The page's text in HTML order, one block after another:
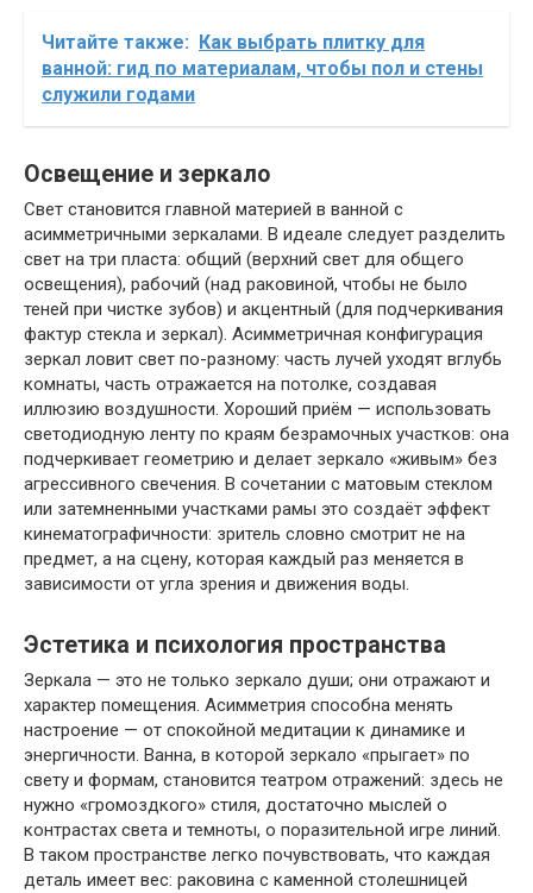
Читайте также:
Как выбрать плитку для
ванной: гид по материалам, чтобы пол и стены
служили годами
Освещение и зеркало
Свет становится главной материей в ванной с
асимметричными зеркалами. В идеале следует разделить
свет на три пласта: общий (верхний свет для общего
освещения), рабочий (над раковиной, чтобы не было
теней при чистке зубов) и акцентный (для подчеркивания
фактур стекла и зеркал). Асимметричная конфигурация
зеркал ловит свет по-разному: часть лучей уходят вглубь
комнаты, часть отражается на потолке, создавая
иллюзию воздушности. Хороший приём — использовать
светодиодную ленту по краям безрамочных участков: она
подчеркивает геометрию и делает зеркало «живым» без
агрессивного свечения. В сочетании с матовым стеклом
или затемненными участками рамы это создаёт эффект
кинематографичности: зритель словно смотрит не на
предмет, а на сцену, которая каждый раз меняется в
зависимости от угла зрения и движения воды.
Эстетика и психология пространства
Зеркала — это не только зеркало души; они отражают и
характер помещения. Асимметрия способна менять
настроение — от спокойной медитации к динамике и
энергичности. Ванна, в которой зеркало «прыгает» по
свету и формам, становится театром отражений: здесь не
нужно «громоздкого» стиля, достаточно мыслей о
контрастах света и темноты, о поразительной игре линий.
В таком пространстве легко почувствовать, что каждая
деталь имеет вес: раковина с каменной столешницей